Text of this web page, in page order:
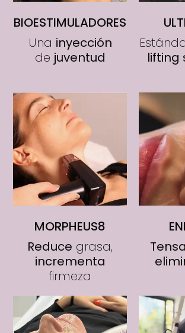
BIOESTIMULADORES
Una inyección
de juventud
lifting
MORPHEUS8
Reduce grasa,
incrementa
firmeza